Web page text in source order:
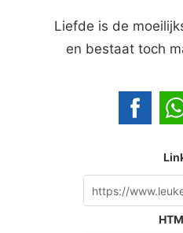
Liefde is de
en bestaat toch